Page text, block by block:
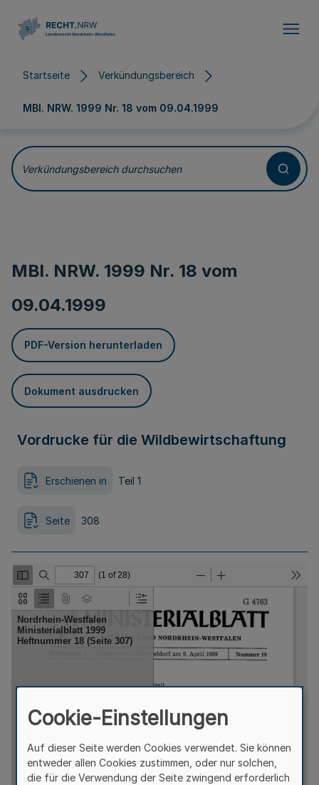
Startseite Verkündungsbereich
MBl. NRW. 1999 Nr. 18 vom 09.04.1999
Verkündungsbereich durchsuchen
MBl. NRW. 1999 Nr. 18 vom
09.04.1999
PDF-Version herunterladen
Dokument ausdrucken
Vordrucke für die Wildbewirtschaftung
Erschienen in Teil 1
Seite 308
Cookie-Einstellungen
Auf dieser Seite werden Cookies verwendet. Sie können
entweder allen Cookies zustimmen, oder nur solchen,
die für die Verwendung der Seite zwingend erforderlich